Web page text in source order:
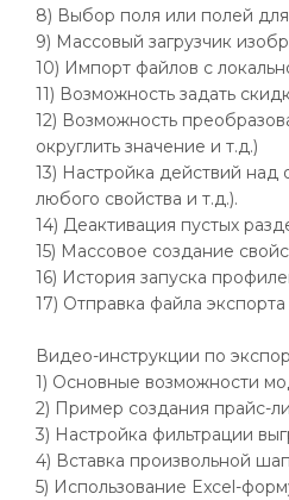
8) Выбор поля или полей
9) Массовый загрузчик
10) Импорт файлов с
11) Возможность задать
12) Возможность
округлить значение и т.д.)
13) Настройка действий над
любого свойства и т.д.).
14) Деактивация пустых
15) Массовое создание
16) История запуска
17) Отправка файла
Видео-инструкции по
1) Основные возможности
2) Пример создания прайс-
3) Настройка фильтрации
4) Вставка произвольной
5) Использование Excel-